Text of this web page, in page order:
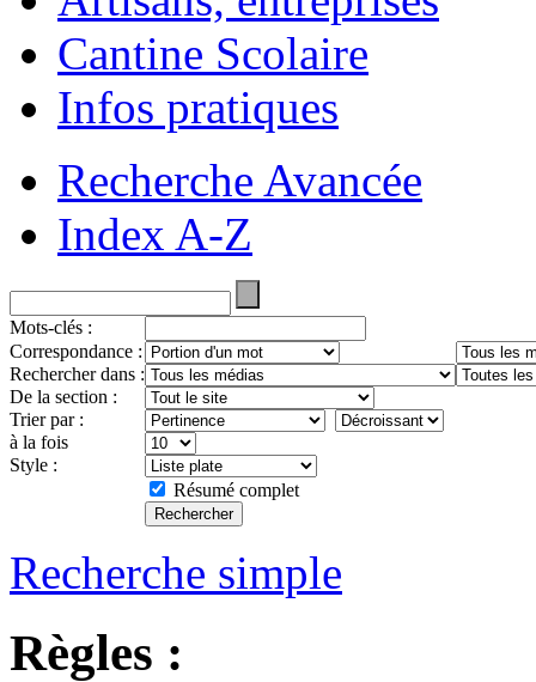
Cantine Scolaire
Infos pratiques
Recherche Avancée
Index A-Z
Mots-clés :
Correspondance :
Rechercher dans :
De la section :
Trier par :
à la fois
Style :
Résumé complet
Recherche simple
Règles :